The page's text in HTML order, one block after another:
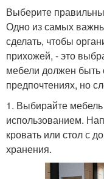
Выберите
Одно из самых
сделать, чтобы
прихожей, - это
мебели должен быть
предпочтениях, но
1. Выбирайте
использованием.
кровать или стол с
хранения.